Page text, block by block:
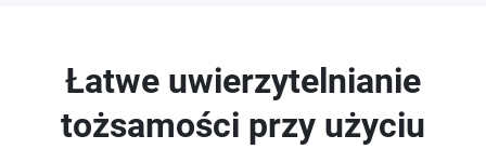
Łatwe uwierzytelnianie
tożsamości przy użyciu